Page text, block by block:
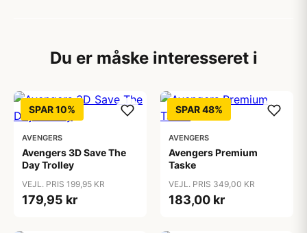
Du er måske interesseret i
SPAR 10%
AVENGERS
Avengers 3D Save The
Day Trolley
VEJL. PRIS 199,95 KR
179,95 kr
SPAR 48%
AVENGERS
Avengers Premium
Taske
VEJL. PRIS 349,00 KR
183,00 kr